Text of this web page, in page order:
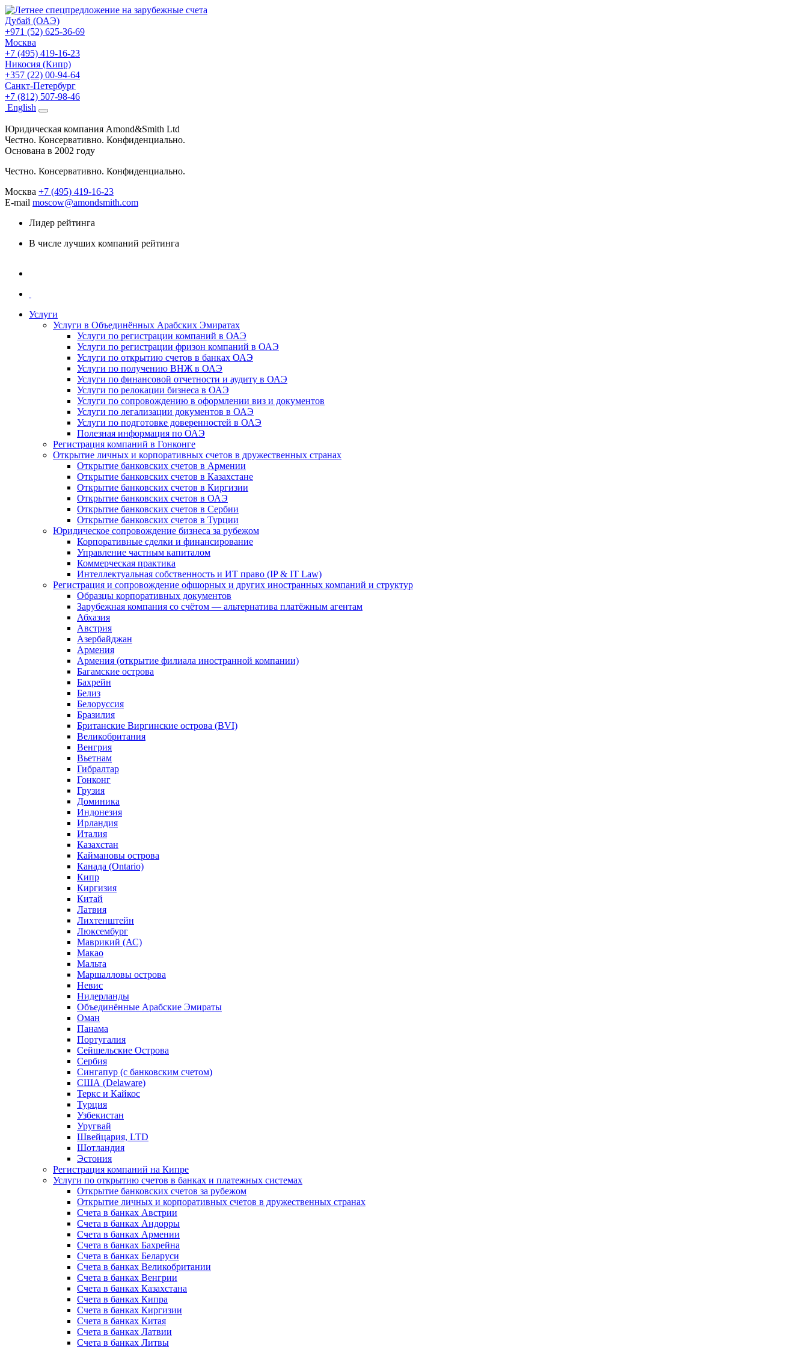
Дубай (ОАЭ)
+971 (52) 625-36-69
Москва
+7 (495) 419-16-23
Никосия (Кипр)
+357 (22) 00-94-64
Санкт-Петербург
+7 (812) 507-98-46
English
Юридическая компания Amond&Smith Ltd
Честно. Консервативно. Конфиденциально.
Основана в 2002 году
Честно. Консервативно. Конфиденциально.
Москва +7 (495) 419-16-23
E-mail moscow@amondsmith.com
Лидер рейтинга
В числе лучших компаний рейтинга
Услуги
Услуги в Объединённых Арабских Эмиратах
Услуги по регистрации компаний в ОАЭ
Услуги по регистрации фризон компаний в ОАЭ
Услуги по открытию счетов в банках ОАЭ
Услуги по получению ВНЖ в ОАЭ
Услуги по финансовой отчетности и аудиту в ОАЭ
Услуги по релокации бизнеса в ОАЭ
Услуги по сопровождению в оформлении виз и документов
Услуги по легализации документов в ОАЭ
Услуги по подготовке доверенностей в ОАЭ
Полезная информация по ОАЭ
Регистрация компаний в Гонконге
Открытие личных и корпоративных счетов в дружественных странах
Открытие банковских счетов в Армении
Открытие банковских счетов в Казахстане
Открытие банковских счетов в Киргизии
Открытие банковских счетов в ОАЭ
Открытие банковских счетов в Сербии
Открытие банковских счетов в Турции
Юридическое сопровождение бизнеса за рубежом
Корпоративные сделки и финансирование
Управление частным капиталом
Коммерческая практика
Интеллектуальная собственность и ИТ право (IP & IT Law)
Регистрация и сопровождение офшорных и других иностранных компаний и структур
Образцы корпоративных документов
Зарубежная компания со счётом — альтернатива платёжным агентам
Абхазия
Австрия
Азербайджан
Армения
Армения (открытие филиала иностранной компании)
Багамские острова
Бахрейн
Белиз
Белоруссия
Бразилия
Британские Виргинские острова (BVI)
Великобритания
Венгрия
Вьетнам
Гибралтар
Гонконг
Грузия
Доминика
Индонезия
Ирландия
Италия
Казахстан
Каймановы острова
Канада (Ontario)
Кипр
Киргизия
Китай
Латвия
Лихтенштейн
Люксембург
Маврикий (АС)
Макао
Мальта
Маршалловы острова
Нeвис
Нидерланды
Объединённые Арабские Эмираты
Оман
Панама
Португалия
Сейшельские Острова
Сербия
Сингапур (c банковским счетом)
США (Delaware)
Теркс и Кайкос
Турция
Узбекистан
Уругвай
Швейцария, LTD
Шотландия
Эстония
Регистрация компаний на Кипре
Услуги по открытию счетов в банках и платежных системах
Открытие банковских счетов за рубежом
Открытие личных и корпоративных счетов в дружественных странах
Счета в банках Австрии
Счета в банках Андорры
Счета в банках Армении
Счета в банках Бахрейна
Счета в банках Беларуси
Счета в банках Великобритании
Счета в банках Венгрии
Счета в банках Казахстана
Счета в банках Кипра
Счета в банках Киргизии
Счета в банках Китая
Счета в банках Латвии
Счета в банках Литвы